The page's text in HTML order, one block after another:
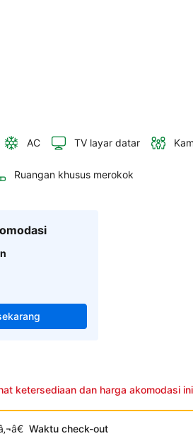
AC TV layar datar
Ruangan khusus merokok
ketersediaan dan harga akomodasi ini
Waktu check-out